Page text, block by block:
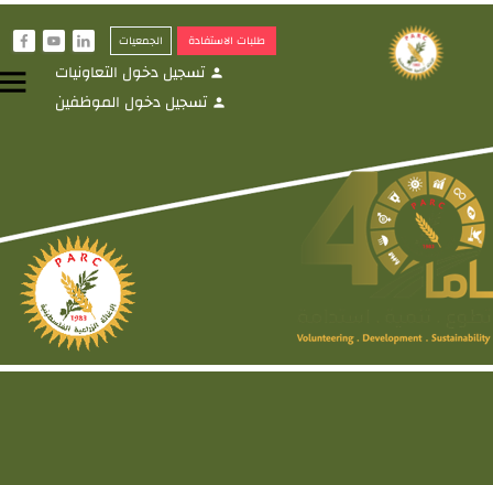
طلبات الاستفادة الجمعيات i
y
f
person تسجيل دخول التعاونيات
person تسجيل دخول الموظفين